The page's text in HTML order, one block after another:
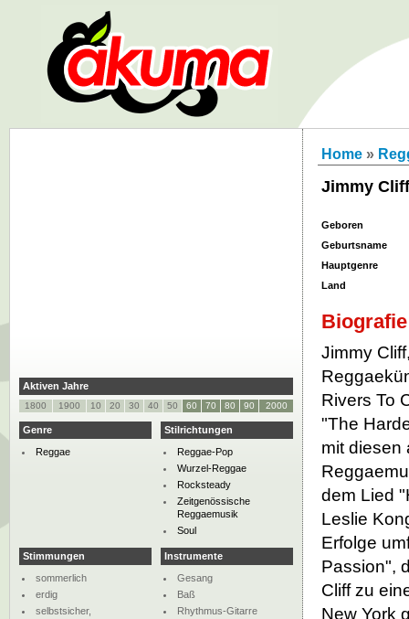
Home »
Jimmy Cliff
Geboren
Geburtsname
Hauptgenre
Land
Biografie
Jimmy
Rivers To
"The
mit diesen
dem Lied
Leslie
Erfolge
Passion",
Cliff zu
New York
Aktiven Jahre
1800 1900 10 20 30 40 50 60 70 80 90 2000
Genre
Reggae
Stilrichtungen
Reggae-Pop
Wurzel-Reggae
Rocksteady
Zeitgenössische
Reggaemusik
Soul
Stimmungen
sommerlich
erdig
selbstsicher,
Instrumente
Gesang
Baß
Rhythmus-Gitarre